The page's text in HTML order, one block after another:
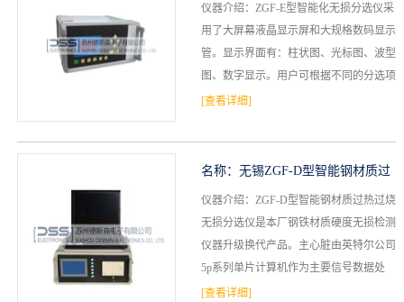
选仪
仪器介绍：ZGF-E型智能化无损分选仪采
用了大屏幕液晶显示屏和大规格数码显示
管。显示界面有：柱状图、光标图、波型
图、数字显示。用户可根据不同的分选项
目选择不同的显示界面，使得被测工件的
[查看详细]
名称： 无锡ZGF-D型智能钢材质过
热过烧无损分选仪
仪器介绍：ZGF-D型智能钢材质过热过烧
无损分选仪是本厂钢铁材质硬度无损检测
仪器升级换代产品。主心脏由英特尔公司
5p系列单片计算机作为主要信号数据处
理，分析与控制，外围器件一律采用COM
[查看详细]